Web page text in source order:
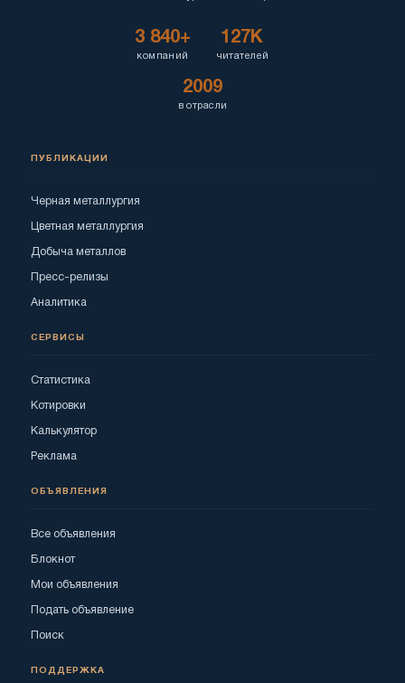
3 840+
компаний
127K
читателей
2009
в отрасли
ПУБЛИКАЦИИ
Черная металлургия
Цветная металлургия
Добыча металлов
Пресс-релизы
Аналитика
СЕРВИСЫ
Статистика
Котировки
Калькулятор
Реклама
ОБЪЯВЛЕНИЯ
Все объявления
Блокнот
Мои объявления
Подать объявление
Поиск
ПОДДЕРЖКА